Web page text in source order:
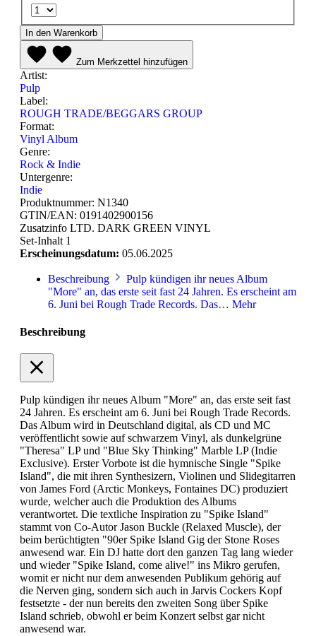
In den Warenkorb
Zum Merkzettel hinzufügen
Artist:
Pulp
Label:
ROUGH TRADE/BEGGARS GROUP
Format:
Vinyl Album
Genre:
Rock & Indie
Untergenre:
Indie
Produktnummer: N1340
GTIN/EAN: 0191402900156
Zusatzinfo LTD. DARK GREEN VINYL
Set-Inhalt 1
Erscheinungsdatum: 05.06.2025
Beschreibung
Pulp kündigen ihr neues Album
"More" an, das erste seit fast 24 Jahren. Es erscheint am
6. Juni bei Rough Trade Records. Das… Mehr
Beschreibung
Pulp kündigen ihr neues Album "More" an, das erste seit fast
24 Jahren. Es erscheint am 6. Juni bei Rough Trade Records.
Das Album wird in Deutschland digital, als CD und MC
veröffentlicht sowie auf schwarzem Vinyl, als dunkelgrüne
"Theresa" LP und "Blue Sky Thinking" Marble LP (Indie
Exclusive). Erster Vorbote ist die hymnische Single "Spike
Island", die mit ihren Synthesizern, Violinen und Slidegitarren
von James Ford (Arctic Monkeys, Fontaines DC) produziert
wurde, welcher auch die Produktion des Albums
verantwortet. Die textliche Inspiration zu "Spike Island"
stammt von Co-Autor Jason Buckle (Relaxed Muscle), der
beim berüchtigten "90er Spike Island Gig der Stone Roses
anwesend war. Ein DJ hatte dort den ganzen Tag lang wieder
und wieder "Spike Island, come alive!" ins Mikro gerufen,
womit er nicht nur dem anwesenden Publikum gehörig auf
die Nerven ging, sondern sich auch in Jarvis Cockers Kopf
festsetzte - der nun bereits den zweiten Song über Spike
Island schrieb, obwohl er beim Konzert selbst gar nicht
anwesend war.